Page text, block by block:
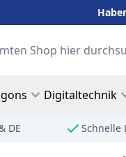
Digitaltechnik
DE Schnelle